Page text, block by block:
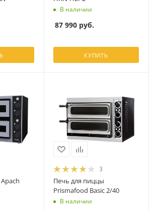
В наличии
87 990 руб.
КУПИТЬ
3
Печь для пиццы
Prismafood Basic 2/40
В наличии